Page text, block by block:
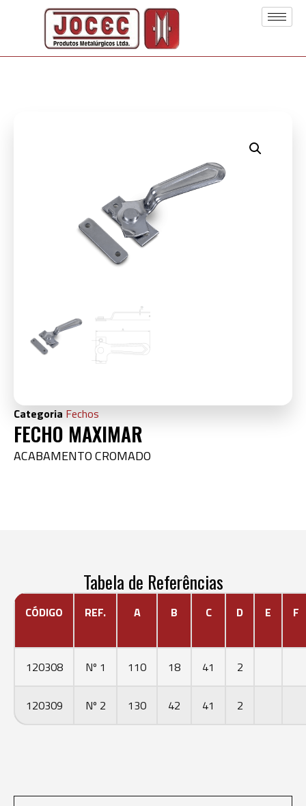
Categoria Fechos
FECHO MAXIMAR
ACABAMENTO CROMADO
Tabela de Referências
CÓDIGO REF. A B C D E F
120308 Nº 1 110 18 41 2
120309 Nº 2 130 42 41 2